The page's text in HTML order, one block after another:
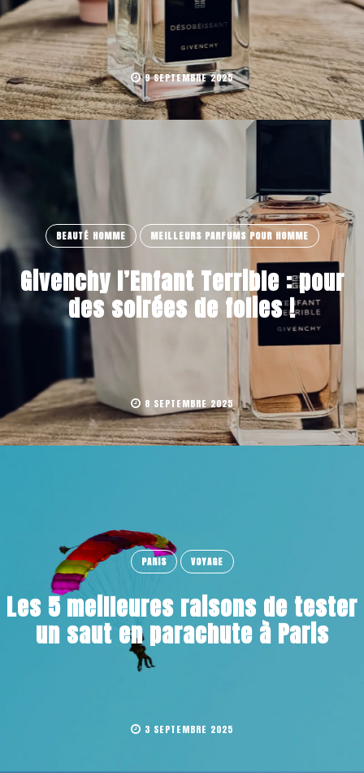
9 SEPTEMBRE 2025
BEAUTÉ HOMME MEILLEURS PARFUMS POUR HOMME
Givenchy l’Enfant Terrible : pour
des soirées de folies !
8 SEPTEMBRE 2025
PARIS VOYAGE
Les 5 meilleures raisons de tester
un saut en parachute à Paris
3 SEPTEMBRE 2025